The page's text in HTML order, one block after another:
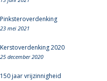
Pinksteroverdenking
23 mei 2021
Kerstoverdenking 2020
25 december 2020
150 jaar vrijzinnigheid